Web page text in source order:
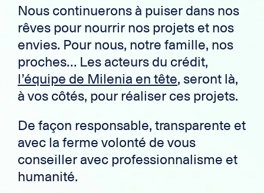
Nous continuerons à puiser dans nos
rêves pour nourrir nos projets et nos
envies. Pour nous, notre famille, nos
proches… Les acteurs du crédit,
l’équipe de Milenia en tête, seront là,
à vos côtés, pour réaliser ces projets.
De façon responsable, transparente et
avec la ferme volonté de vous
conseiller avec professionnalisme et
humanité.